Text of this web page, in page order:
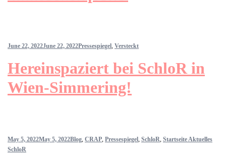
June 22, 2022June 22, 2022Pressespiegel, Versteckt
Hereinspaziert bei SchloR in
Wien-Simmering!
May 5, 2022May 5, 2022Blog, CRAP, Pressespiegel, SchloR, Startseite Aktuelles
SchloR